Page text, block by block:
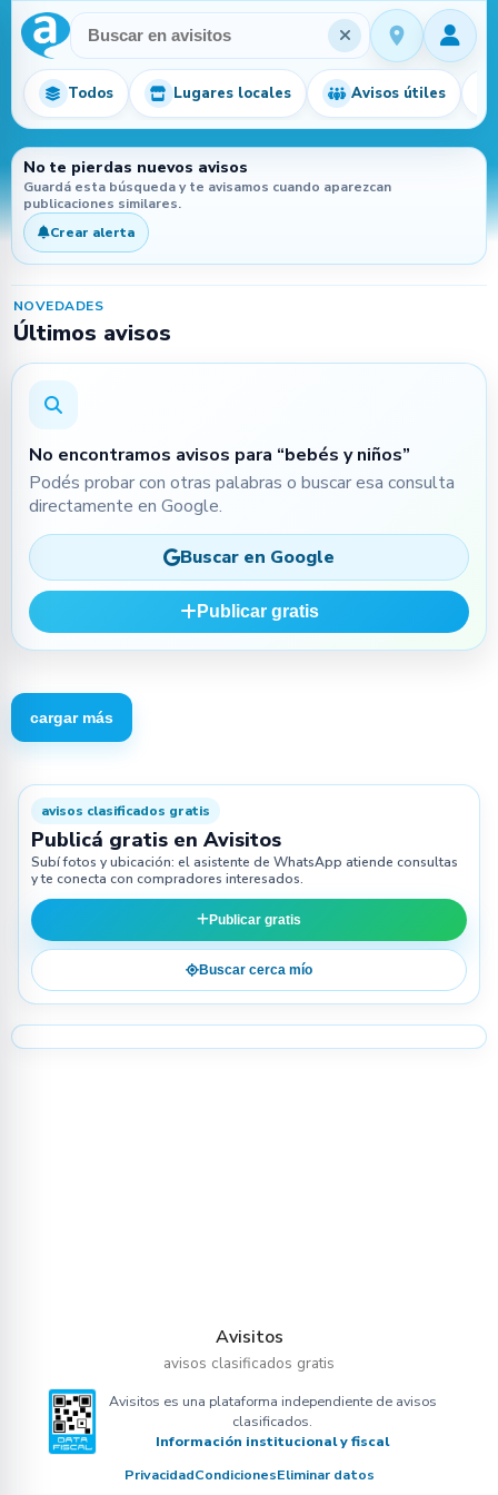
Procesando…
Todos Lugares locales Avisos útiles
No te pierdas nuevos avisos
Guardá esta búsqueda y te avisamos cuando aparezcan
publicaciones similares.
Crear alerta
NOVEDADES
Últimos avisos
No encontramos avisos para “bebés y niños”
Podés probar con otras palabras o buscar esa consulta
directamente en Google.
Buscar en Google
Publicar gratis
cargar más
avisos clasificados gratis
Publicá gratis en Avisitos
Subí fotos y ubicación: el asistente de WhatsApp atiende consultas
y te conecta con compradores interesados.
Publicar gratis
Buscar cerca mío
Avisitos
avisos clasificados gratis
Avisitos es una plataforma independiente de avisos
clasificados.
Información institucional y fiscal
PrivacidadCondicionesEliminar datos